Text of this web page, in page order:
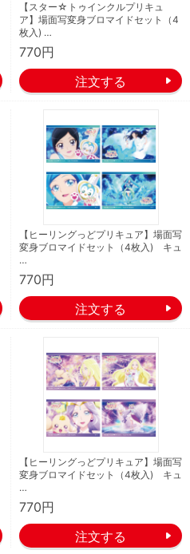
【スター☆トゥインクルプリキュ
ア】場面写変身ブロマイドセット（4
枚入) …
770円
【ヒーリングっどプリキュア】場面写
変身ブロマイドセット（4枚入) キュ
…
770円
【ヒーリングっどプリキュア】場面写
変身ブロマイドセット（4枚入) キュ
…
770円